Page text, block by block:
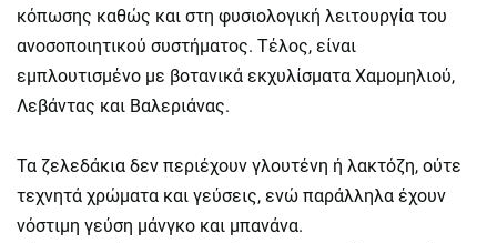
κόπωσης καθώς και στη φυσιολογική λειτουργία του
ανοσοποιητικού συστήματος. Τέλος, είναι
εμπλουτισμένο με βοτανικά εκχυλίσματα Χαμομηλιού,
Λεβάντας και Βαλεριάνας.
Τα ζελεδάκια δεν περιέχουν γλουτένη ή λακτόζη, ούτε
τεχνητά χρώματα και γεύσεις, ενώ παράλληλα έχουν
νόστιμη γεύση μάνγκο και μπανάνα.